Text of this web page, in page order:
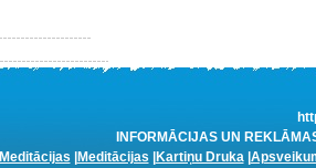
INFORMĀCIJAS UN
Meditācijas
Meditācijas Kartiņu Druka|